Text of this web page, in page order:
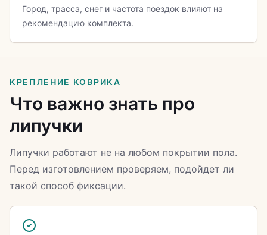
Город, трасса, снег и частота поездок влияют на
рекомендацию комплекта.
КРЕПЛЕНИЕ КОВРИКА
Что важно знать про
липучки
Липучки работают не на любом покрытии пола.
Перед изготовлением проверяем, подойдет ли
такой способ фиксации.